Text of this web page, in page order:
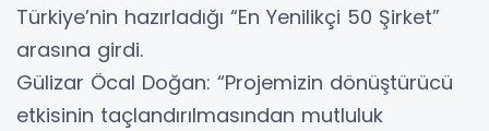
Türkiye’nin hazırladığı “En Yenilikçi 50 Şirket”
arasına girdi.
Gülizar Öcal Doğan: “Projemizin dönüştürücü
etkisinin taçlandırılmasından mutluluk